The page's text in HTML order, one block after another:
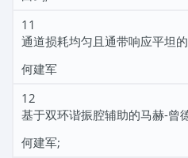
11
通道损耗均匀且通带响应平坦
何建军
12
基于双环谐振腔辅助的马赫-曾
何建军;